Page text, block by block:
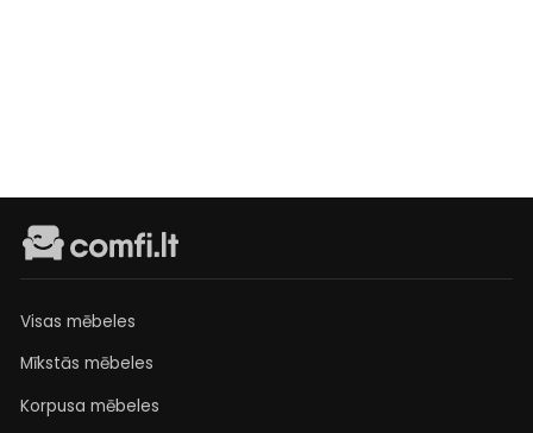
Visas mēbeles
Mīkstās mēbeles
Korpusa mēbeles